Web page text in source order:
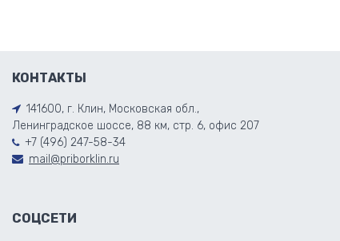
КОНТАКТЫ
141600, г. Клин, Московская обл.,
Ленинградское шоссе, 88 км, стр. 6, офис 207
+7 (496) 247-58-34
mail@priborklin.ru
СОЦСЕТИ